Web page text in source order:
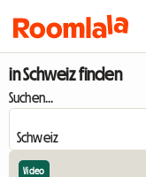
in Schweiz finden
Suchen...
Video